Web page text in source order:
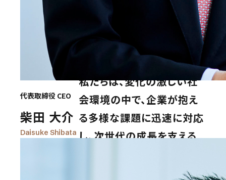
指しています。これを通じて、
中小企業をはじめとする日
本の産業全体の活性化に貢
私たちは、変化の激しい社
会環境の中で、企業が抱え
る多様な課題に迅速に対応
し、次世代の成長を支える
を果たしてまいります。デジ
代表取締役 CEO
柴田 大介
Daisuke Shibata